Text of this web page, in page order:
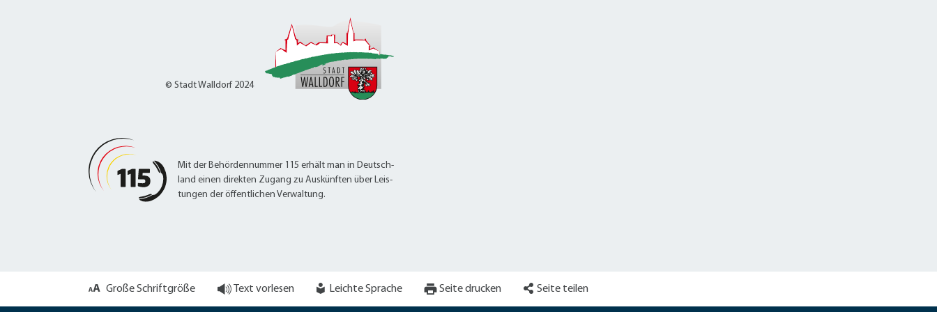
© Stadt Walldorf 2024
Mit der Behördennummer 115 erhält man in Deutsch-
land einen direkten Zugang zu Auskünften über Leis-
tungen der öffentlichen Verwaltung.
Große Schriftgröße Text vorlesen Leichte Sprache Seite drucken Seite teilen